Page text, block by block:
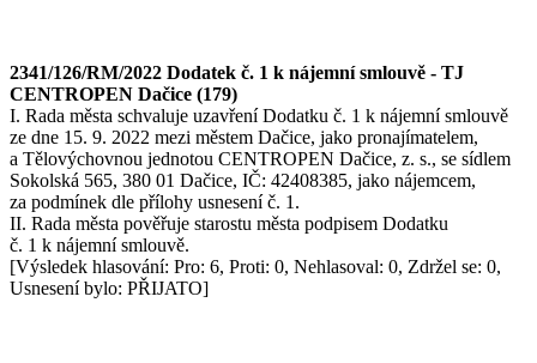
2341/126/RM/2022 Dodatek č. 1 k nájemní smlouvě - TJ
CENTROPEN Dačice (179)
I. Rada města schvaluje uzavření Dodatku č. 1 k nájemní smlouvě
ze dne 15. 9. 2022 mezi městem Dačice, jako pronajímatelem,
a Tělovýchovnou jednotou CENTROPEN Dačice, z. s., se sídlem
Sokolská 565, 380 01 Dačice, IČ: 42408385, jako nájemcem,
za podmínek dle přílohy usnesení č. 1.
II. Rada města pověřuje starostu města podpisem Dodatku
č. 1 k nájemní smlouvě.
[Výsledek hlasování: Pro: 6, Proti: 0, Nehlasoval: 0, Zdržel se: 0,
Usnesení bylo: PŘIJATO]